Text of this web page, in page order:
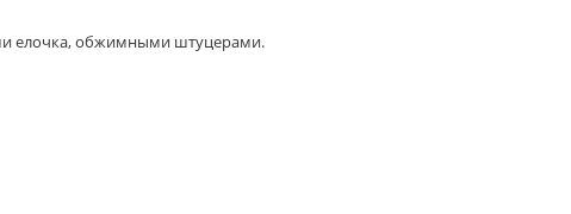
елочка, обжимными штуцерами.